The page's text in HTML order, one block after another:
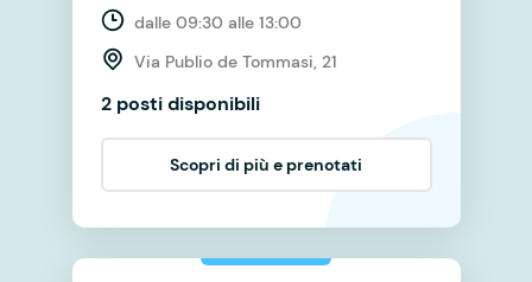
dalle 09:30 alle 13:00
Via Publio de Tommasi, 21
2 posti disponibili
Scopri di più e prenotati